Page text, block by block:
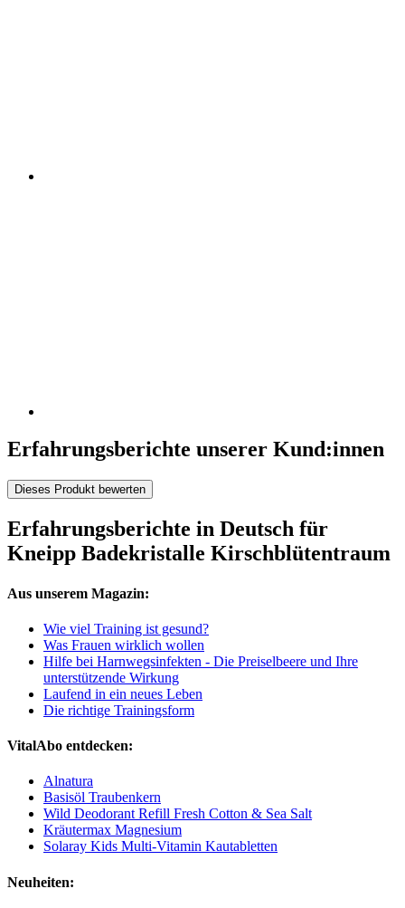
Erfahrungsberichte unserer Kund:innen
Dieses Produkt bewerten
Erfahrungsberichte in Deutsch für
Kneipp Badekristalle Kirschblütentraum
Aus unserem Magazin:
Wie viel Training ist gesund?
Was Frauen wirklich wollen
Hilfe bei Harnwegsinfekten - Die Preiselbeere und Ihre
unterstützende Wirkung
Laufend in ein neues Leben
Die richtige Trainingsform
VitalAbo entdecken:
Alnatura
Basisöl Traubenkern
Wild Deodorant Refill Fresh Cotton & Sea Salt
Kräutermax Magnesium
Solaray Kids Multi-Vitamin Kautabletten
Neuheiten: